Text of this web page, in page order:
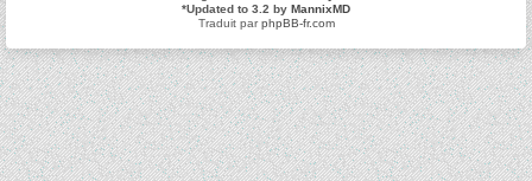
*Updated to 3.2 by MannixMD
Traduit parphpBB-fr.com